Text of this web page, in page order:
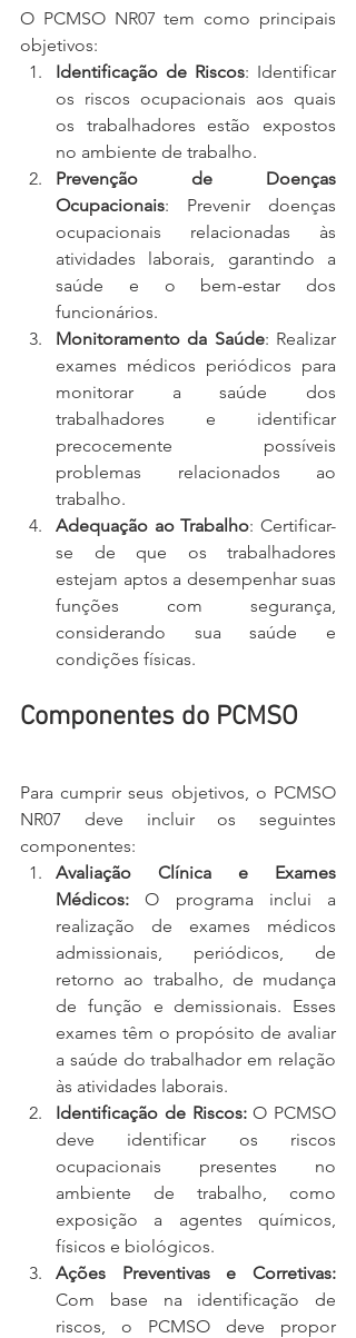
O PCMSO NR07 tem como principais
objetivos:
Identificação de Riscos: Identificar
os riscos ocupacionais aos quais
os trabalhadores estão expostos
no ambiente de trabalho.
Prevenção de Doenças
Ocupacionais: Prevenir doenças
ocupacionais relacionadas às
atividades laborais, garantindo a
saúde e o bem-estar dos
funcionários.
Monitoramento da Saúde: Realizar
exames médicos periódicos para
monitorar a saúde dos
trabalhadores e identificar
precocemente possíveis
problemas relacionados ao
trabalho.
Adequação ao Trabalho: Certificar-
se de que os trabalhadores
estejam aptos a desempenhar suas
funções com segurança,
considerando sua saúde e
condições físicas.
Componentes do PCMSO
Para cumprir seus objetivos, o PCMSO
NR07 deve incluir os seguintes
componentes:
Avaliação Clínica e Exames
Médicos: O programa inclui a
realização de exames médicos
admissionais, periódicos, de
retorno ao trabalho, de mudança
de função e demissionais. Esses
exames têm o propósito de avaliar
a saúde do trabalhador em relação
às atividades laborais.
Identificação de Riscos: O PCMSO
deve identificar os riscos
ocupacionais presentes no
ambiente de trabalho, como
exposição a agentes químicos,
físicos e biológicos.
Com base na identificação de
riscos, o PCMSO deve propor